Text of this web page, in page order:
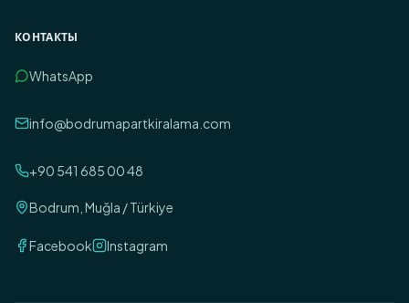
КОНТАКТЫ
WhatsApp
info@bodrumapartkiralama.com
+90 541 685 00 48
Bodrum, Muğla / Türkiye
Facebook Instagram